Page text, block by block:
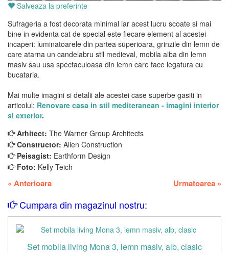
Salveaza la preferinte
Sufrageria a fost decorata minimal iar acest lucru scoate si mai
bine in evidenta cat de special este fiecare element al acestei
incaperi: luminatoarele din partea superioara, grinzile din lemn de
care atarna un candelabru stil medieval, mobila alba din lemn
masiv sau usa spectaculoasa din lemn care face legatura cu
bucataria.
Mai multe imagini si detalii ale acestei case superbe gasiti in
articolul: Renovare casa in stil mediteranean - imagini interior
si exterior.
Arhitect: The Warner Group Architects
Constructor: Allen Construction
Peisagist: Earthform Design
Foto: Kelly Teich
« Anterioara Urmatoarea »
Cumpara din magazinul nostru:
Set mobila living Mona 3, lemn masiv, alb, clasic